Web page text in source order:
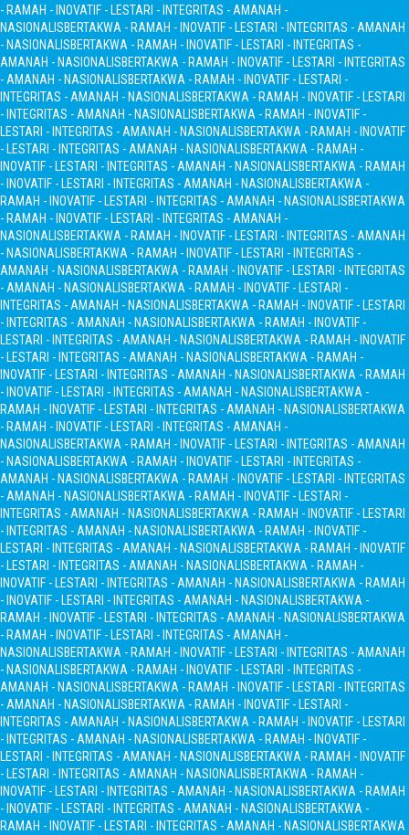
- RAMAH - INOVATIF - LESTARI - INTEGRITAS - AMANAH -
NASIONALISBERTAKWA - RAMAH - INOVATIF - LESTARI - INTEGRITAS - AMANAH
- NASIONALISBERTAKWA - RAMAH - INOVATIF - LESTARI - INTEGRITAS -
AMANAH - NASIONALISBERTAKWA - RAMAH - INOVATIF - LESTARI - INTEGRITAS
- AMANAH - NASIONALISBERTAKWA - RAMAH - INOVATIF - LESTARI -
INTEGRITAS - AMANAH - NASIONALISBERTAKWA - RAMAH - INOVATIF - LESTARI
- INTEGRITAS - AMANAH - NASIONALISBERTAKWA - RAMAH - INOVATIF -
LESTARI - INTEGRITAS - AMANAH - NASIONALISBERTAKWA - RAMAH - INOVATIF
- LESTARI - INTEGRITAS - AMANAH - NASIONALISBERTAKWA - RAMAH -
INOVATIF - LESTARI - INTEGRITAS - AMANAH - NASIONALISBERTAKWA - RAMAH
- INOVATIF - LESTARI - INTEGRITAS - AMANAH - NASIONALISBERTAKWA -
RAMAH - INOVATIF - LESTARI - INTEGRITAS - AMANAH - NASIONALISBERTAKWA
- RAMAH - INOVATIF - LESTARI - INTEGRITAS - AMANAH -
NASIONALISBERTAKWA - RAMAH - INOVATIF - LESTARI - INTEGRITAS - AMANAH
- NASIONALISBERTAKWA - RAMAH - INOVATIF - LESTARI - INTEGRITAS -
AMANAH - NASIONALISBERTAKWA - RAMAH - INOVATIF - LESTARI - INTEGRITAS
- AMANAH - NASIONALISBERTAKWA - RAMAH - INOVATIF - LESTARI -
INTEGRITAS - AMANAH - NASIONALISBERTAKWA - RAMAH - INOVATIF - LESTARI
- INTEGRITAS - AMANAH - NASIONALISBERTAKWA - RAMAH - INOVATIF -
LESTARI - INTEGRITAS - AMANAH - NASIONALISBERTAKWA - RAMAH - INOVATIF
- LESTARI - INTEGRITAS - AMANAH - NASIONALISBERTAKWA - RAMAH -
INOVATIF - LESTARI - INTEGRITAS - AMANAH - NASIONALISBERTAKWA - RAMAH
- INOVATIF - LESTARI - INTEGRITAS - AMANAH - NASIONALISBERTAKWA -
RAMAH - INOVATIF - LESTARI - INTEGRITAS - AMANAH - NASIONALISBERTAKWA
- RAMAH - INOVATIF - LESTARI - INTEGRITAS - AMANAH -
NASIONALISBERTAKWA - RAMAH - INOVATIF - LESTARI - INTEGRITAS - AMANAH
- NASIONALISBERTAKWA - RAMAH - INOVATIF - LESTARI - INTEGRITAS -
AMANAH - NASIONALISBERTAKWA - RAMAH - INOVATIF - LESTARI - INTEGRITAS
- AMANAH - NASIONALISBERTAKWA - RAMAH - INOVATIF - LESTARI -
INTEGRITAS - AMANAH - NASIONALISBERTAKWA - RAMAH - INOVATIF - LESTARI
- INTEGRITAS - AMANAH - NASIONALISBERTAKWA - RAMAH - INOVATIF -
LESTARI - INTEGRITAS - AMANAH - NASIONALISBERTAKWA - RAMAH - INOVATIF
- LESTARI - INTEGRITAS - AMANAH - NASIONALISBERTAKWA - RAMAH -
INOVATIF - LESTARI - INTEGRITAS - AMANAH - NASIONALISBERTAKWA - RAMAH
- INOVATIF - LESTARI - INTEGRITAS - AMANAH - NASIONALISBERTAKWA -
RAMAH - INOVATIF - LESTARI - INTEGRITAS - AMANAH - NASIONALISBERTAKWA
- RAMAH - INOVATIF - LESTARI - INTEGRITAS - AMANAH -
NASIONALISBERTAKWA - RAMAH - INOVATIF - LESTARI - INTEGRITAS - AMANAH
- NASIONALISBERTAKWA - RAMAH - INOVATIF - LESTARI - INTEGRITAS -
AMANAH - NASIONALISBERTAKWA - RAMAH - INOVATIF - LESTARI - INTEGRITAS
- AMANAH - NASIONALISBERTAKWA - RAMAH - INOVATIF - LESTARI -
INTEGRITAS - AMANAH - NASIONALISBERTAKWA - RAMAH - INOVATIF - LESTARI
- INTEGRITAS - AMANAH - NASIONALISBERTAKWA - RAMAH - INOVATIF -
LESTARI - INTEGRITAS - AMANAH - NASIONALISBERTAKWA - RAMAH - INOVATIF
- LESTARI - INTEGRITAS - AMANAH - NASIONALISBERTAKWA - RAMAH -
INOVATIF - LESTARI - INTEGRITAS - AMANAH - NASIONALISBERTAKWA - RAMAH
- INOVATIF - LESTARI - INTEGRITAS - AMANAH - NASIONALISBERTAKWA -
RAMAH - INOVATIF - LESTARI - INTEGRITAS - AMANAH - NASIONALISBERTAKWA